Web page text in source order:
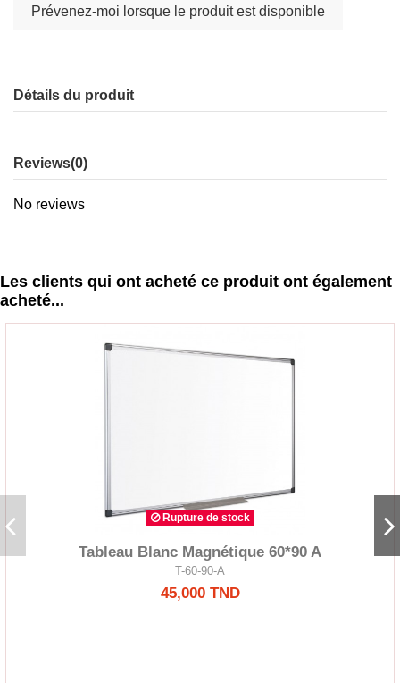
Détails du produit
Reviews(0)
No reviews
Les clients qui ont acheté ce produit ont également
acheté...
Rupture de stock
Tableau Blanc Magnétique 60*90 A
T-60-90-A
45,000 TND